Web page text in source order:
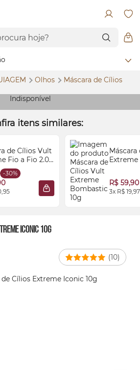
Olhos Máscara de Cílios
Indisponível
itens similares:
de Cílios Vult
Fio a Fio 2.0
-30%
ADICIONAR À SACOLA
R$ 59,90
3x R$ 19,97
Iconic 10g
(10)